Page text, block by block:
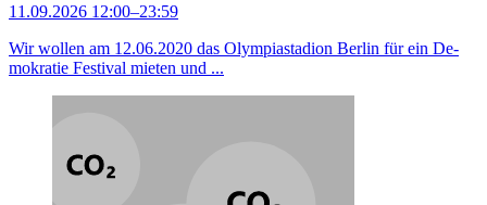
11.09.2026 12:00–23:59
Wir wollen am 12.06.2020 das Olympiastadion Berlin für ein De­
mo­kratie Festival mieten und ...